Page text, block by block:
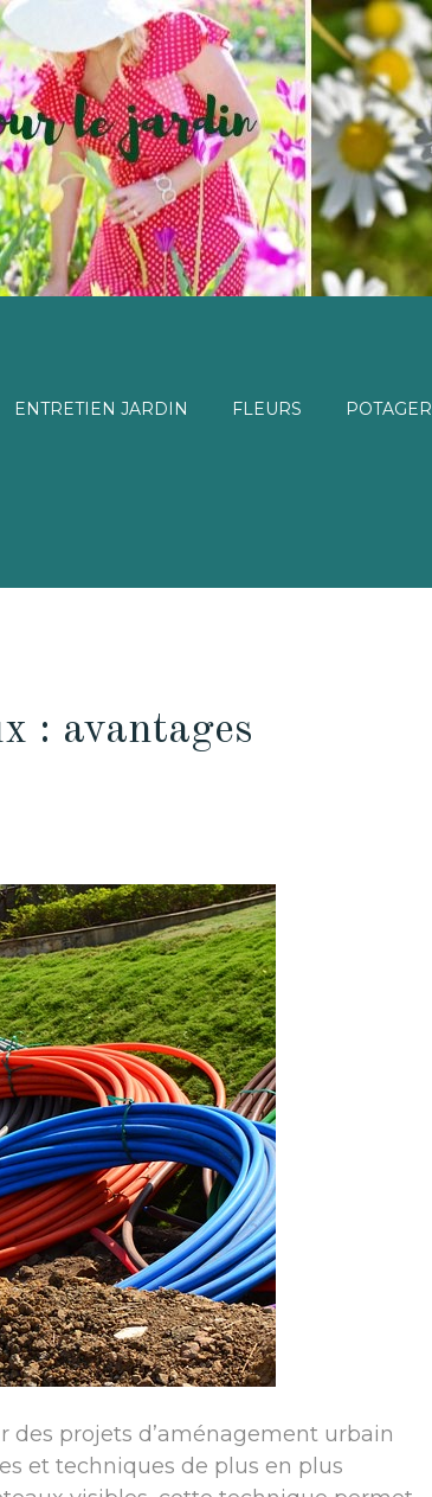
ENTRETIEN JARDIN FLEURS POTAGER
: avantages
des projets d’aménagement urbain
et techniques de plus en plus